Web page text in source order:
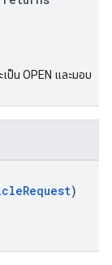
ป็น OPEN และมอบ
)